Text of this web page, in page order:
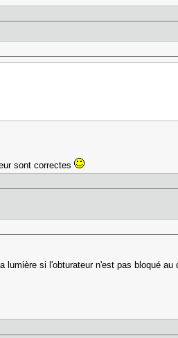
sont correctes
si l'obturateur n'est pas bloqué au